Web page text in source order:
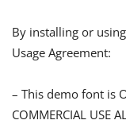
By installing or
Usage Agreement:
– This demo font is
COMMERCIAL USE